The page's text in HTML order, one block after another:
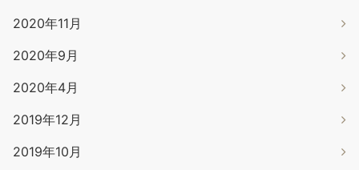
2020年11月
2020年9月
2020年4月
2019年12月
2019年10月